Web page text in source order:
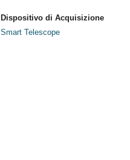
Dispositivo di Acquisizione
Smart Telescope